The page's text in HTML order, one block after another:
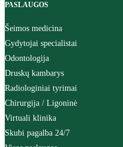
PASLAUGOS
Šeimos medicina
Gydytojai specialistai
Odontologija
Druskų kambarys
Radiologiniai tyrimai
Chirurgija / Ligoninė
Virtuali klinika
Skubi pagalba 24/7